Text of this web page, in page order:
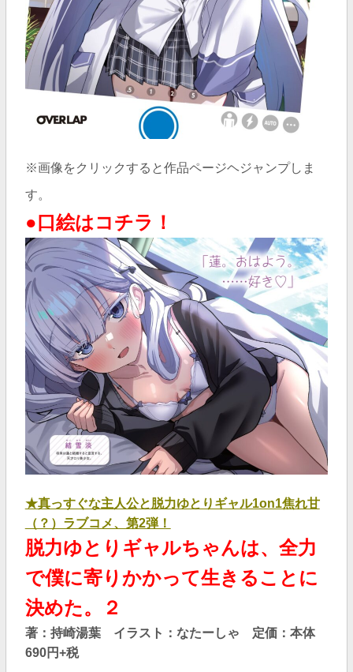
※画像をクリックすると作品ページヘジャンプしま
す。
●口絵はコチラ！
★真っすぐな主人公と脱力ゆとりギャル1on1焦れ甘
（？）ラブコメ、第2弾！
脱力ゆとりギャルちゃんは、全力
で僕に寄りかかって生きることに
決めた。２
著：持崎湯葉 イラスト：なたーしゃ 定価：本体
690円+税